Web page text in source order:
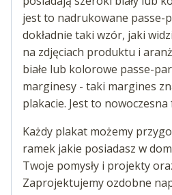
jest to nadrukowane passe-
dokładnie taki wzór, jaki
na zdjęciach produktu i
białe lub kolorowe passe-
marginesy - taki margines
plakacie. Jest to
Każdy plakat możemy
ramek jakie posiadasz w
Twoje pomysły i projekty
Zaprojektujemy ozdobne